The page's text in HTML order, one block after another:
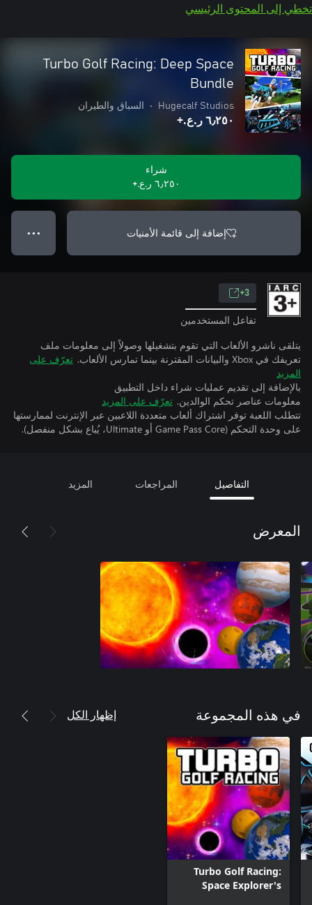
تخطي إلى المحتوى الرئيسي
Turbo Golf Racing: Deep Space
Bundle
Hugecalf Studios
• السباق والطيران
٦٫٢٥٠ ر.ع.‏+
شراء
٦٫٢٥٠ ر.ع.‏+
إضافة إلى قائمة الأمنيات ● ● ●
3+
تفاعل المستخدمين
يتلقى ناشرو الألعاب التي تقوم بتشغيلها وصولاً إلى معلومات ملف
تعريفك في Xbox والبيانات المقترنة بينما تمارس الألعاب.
تعرّف على
المزيد
بالإضافة إلى تقديم عمليات شراء داخل التطبيق
معلومات عناصر تحكم الوالدين. تعرّف على المزيد
تتطلب اللعبة توفر اشتراك ألعاب متعددة اللاعبين عبر الإنترنت لممارستها
على وحدة التحكم (Game Pass Core أو Ultimate، يُباع بشكل منفصل).
التفاصيل المراجعات المزيد
المعرض
في هذه المجموعة إظهار الكل
Turbo Golf Racing:
Space Explorer's